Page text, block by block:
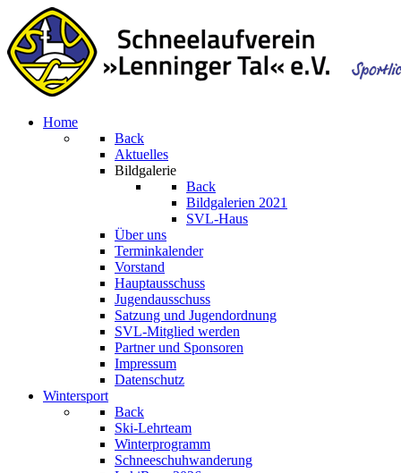
Home
Back
Aktuelles
Bildgalerie
Back
Bildgalerien 2021
SVL-Haus
Über uns
Terminkalender
Vorstand
Hauptausschuss
Jugendausschuss
Satzung und Jugendordnung
SVL-Mitglied werden
Partner und Sponsoren
Impressum
Datenschutz
Wintersport
Back
Ski-Lehrteam
Winterprogramm
Schneeschuhwanderung